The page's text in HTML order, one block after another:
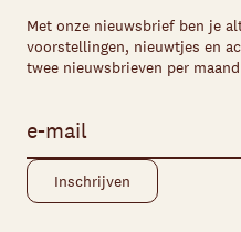
Met onze nieuwsbrief ben je
voorstellingen, nieuwtjes en
twee nieuwsbrieven per